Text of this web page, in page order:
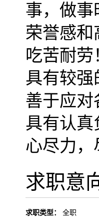
事，做事
荣誉感
吃苦耐
具有较强
善于应对
具有认真
心尽力，
求职意
求职类型： 全职